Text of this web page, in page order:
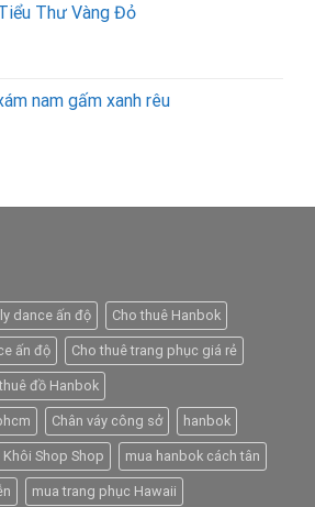
Thư Vàng Đỏ
nam gấm xanh rêu
dance ấn độ Cho thuê Hanbok
ấn độ Cho thuê trang phục giá rẻ
đồ Hanbok
Chân váy công sở hanbok
Khôi Shop Shop mua hanbok cách tân
mua trang phục Hawaii